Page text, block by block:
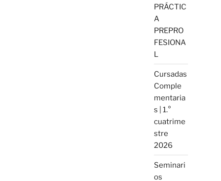
PRÁCTIC
A
PREPRO
FESIONA
L
Cursadas
Comple
mentaria
s | 1.°
cuatrime
stre
2026
Seminari
os